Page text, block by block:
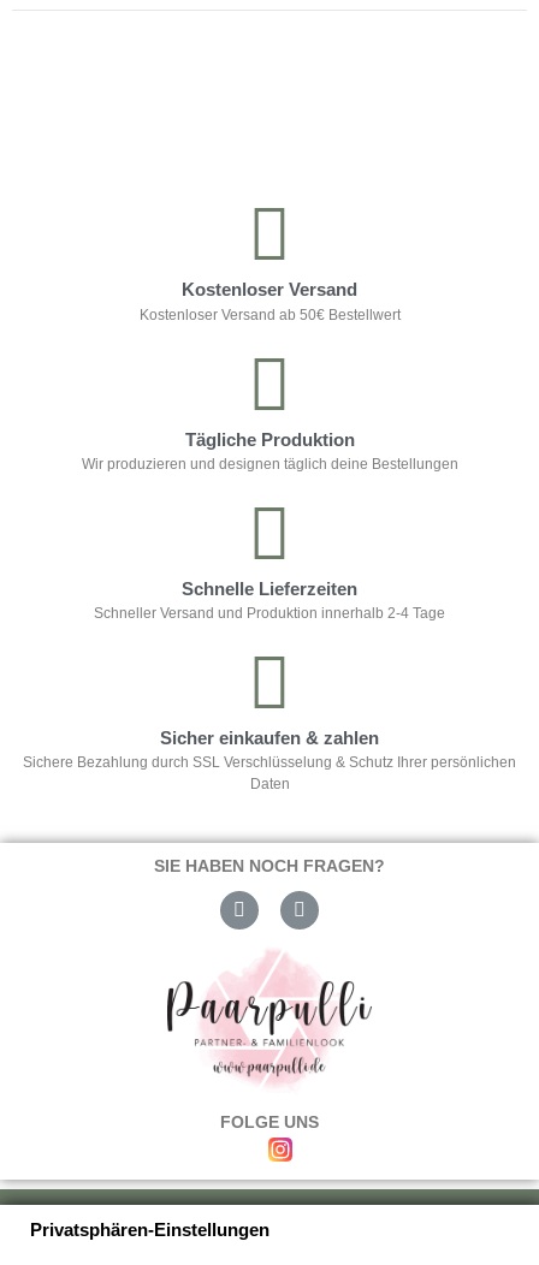
Kostenloser Versand
Kostenloser Versand ab 50€ Bestellwert
Tägliche Produktion
Wir produzieren und designen täglich deine Bestellungen
Schnelle Lieferzeiten
Schneller Versand und Produktion innerhalb 2-4 Tage
Sicher einkaufen & zahlen
Sichere Bezahlung durch SSL Verschlüsselung & Schutz Ihrer persönlichen
Daten
SIE HABEN NOCH FRAGEN?
FOLGE UNS
Über uns|Versand & Zahlung|Umtausch & Rückgabe
Privatsphären-Einstellungen